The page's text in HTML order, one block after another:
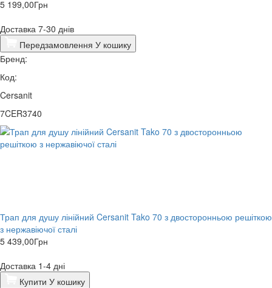
5 199,00Грн
Доставка 7-30 днів
Передзамовлення У кошику
Бренд:
Код:
Cersanit
7CER3740
Трап для душу лінійний Cersanit Tako 70 з двосторонньою решіткою
з нержавіючої сталі
5 439,00Грн
Доставка 1-4 дні
Купити У кошику